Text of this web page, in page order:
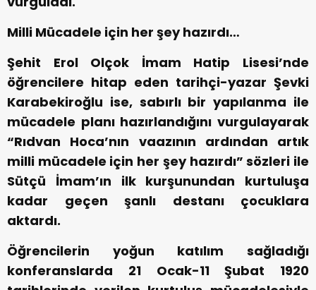
Milli Mücadele için her şey hazırdı…
Şehit Erol Olçok İmam Hatip Lisesi’nde
öğrencilere hitap eden tarihçi-yazar Şevki
Karabekiroğlu ise, sabırlı bir yapılanma ile
mücadele planı hazırlandığını vurgulayarak
“Rıdvan Hoca’nın vaazının ardından artık
milli mücadele için her şey hazırdı” sözleri ile
Sütçü İmam’ın ilk kurşunundan kurtuluşa
kadar geçen şanlı destanı çocuklara
aktardı.
Öğrencilerin yoğun katılım sağladığı
konferanslarda 21 Ocak-11 Şubat 1920